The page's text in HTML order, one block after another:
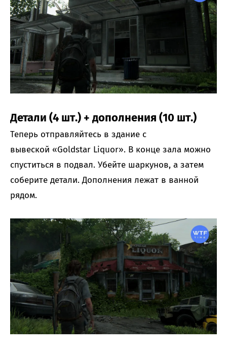
Детали (4 шт.) + дополнения (10 шт.)
Теперь отправляйтесь в здание с
вывеской «Goldstar Liquor». В конце зала можно
спуститься в подвал. Убейте шаркунов, а затем
соберите детали. Дополнения лежат в ванной
рядом.